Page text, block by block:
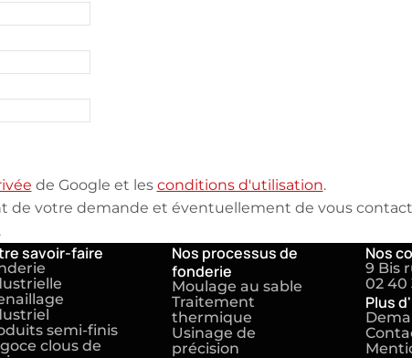
de Google et lesconditions d'utilisation.
votre demande et éventuellement de vous
savoir-faire
semi-finis
clous de
Nos processus de
fonderie
Moulage au sable
Traitement
thermique
Usinage de
précision
Nos
9 Bis
02 40
Plus